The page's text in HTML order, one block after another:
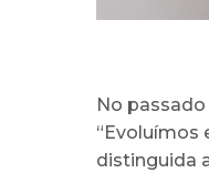
No
“Evoluímos
distinguida